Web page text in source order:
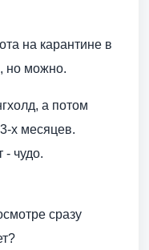
на карантине в
но можно.
а потом
х месяцев.
- чудо.
сразу